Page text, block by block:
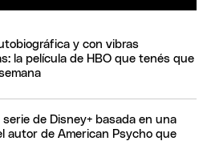
y con vibras
la película de HBO que tenés que
serie de Disney+ basada en una
autor de American Psycho que